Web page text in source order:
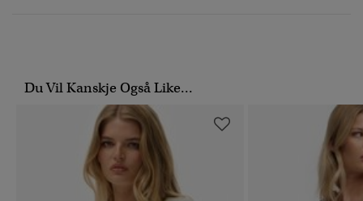
Du Vil Kanskje Også Like...